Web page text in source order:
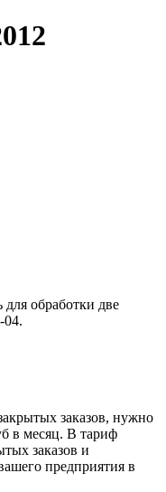
обработки две
заказов, нужно
в месяц. В тариф
заказов и
предприятия в